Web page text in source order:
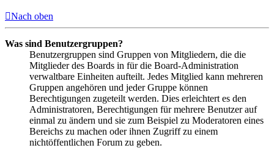
Nach oben
Was sind Benutzergruppen?
Benutzergruppen sind Gruppen von Mitgliedern, die die
Mitglieder des Boards in für die Board-Administration
verwaltbare Einheiten aufteilt. Jedes Mitglied kann mehreren
Gruppen angehören und jeder Gruppe können
Berechtigungen zugeteilt werden. Dies erleichtert es den
Administratoren, Berechtigungen für mehrere Benutzer auf
einmal zu ändern und sie zum Beispiel zu Moderatoren eines
Bereichs zu machen oder ihnen Zugriff zu einem
nichtöffentlichen Forum zu geben.